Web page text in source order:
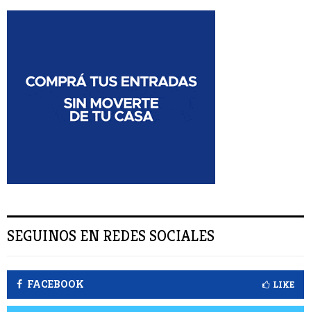
SEGUINOS EN REDES SOCIALES
FACEBOOK LIKE